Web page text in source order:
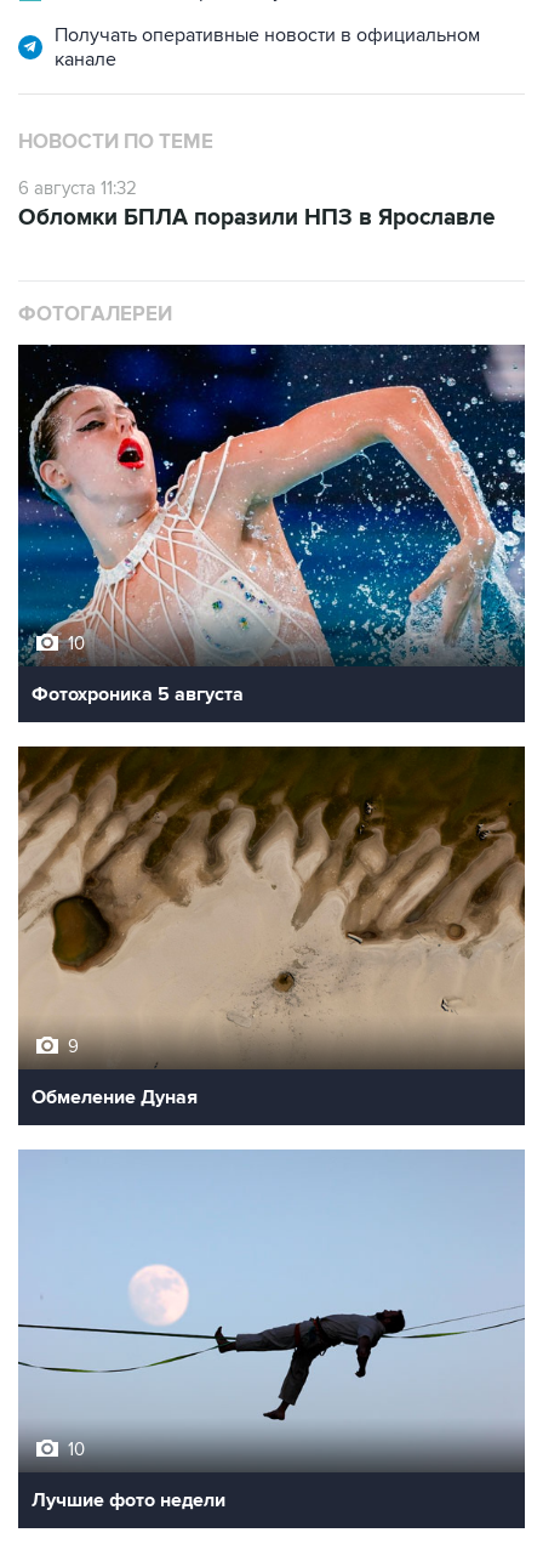
Получать оперативные новости в официальном
канале
НОВОСТИ ПО ТЕМЕ
6 августа 11:32
Обломки БПЛА поразили НПЗ в Ярославле
ФОТОГАЛЕРЕИ
10
Фотохроника 5 августа
9
Обмеление Дуная
10
Лучшие фото недели